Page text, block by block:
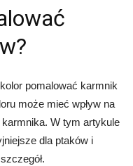
pomalować karmnik
może mieć wpływ na
W tym artykule
dla ptaków i